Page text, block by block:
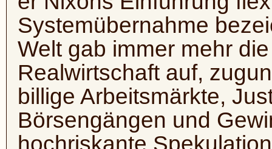
Systemübernahme
Welt gab immer mehr
Realwirtschaft auf,
billige Arbeitsmärkte,
Börsengängen und
hochriskante